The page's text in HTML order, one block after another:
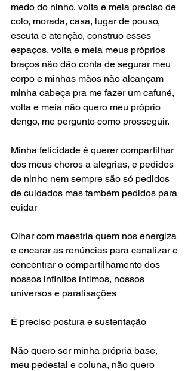
medo do ninho, volta e meia preciso de
colo, morada, casa, lugar de pouso,
escuta e atenção, construo esses
espaços, volta e meia meus próprios
braços não dão conta de segurar meu
corpo e minhas mãos não alcançam
minha cabeça pra me fazer um cafuné,
volta e meia não quero meu próprio
dengo, me pergunto como prosseguir.
Minha felicidade é querer compartilhar
dos meus choros a alegrias, e pedidos
de ninho nem sempre são só pedidos
de cuidados mas também pedidos para
cuidar
Olhar com maestria quem nos energiza
e encarar as renúncias para canalizar e
concentrar o compartilhamento dos
nossos infinitos íntimos, nossos
universos e paralisações
É preciso postura e sustentação
Não quero ser minha própria base,
meu pedestal e coluna, não quero